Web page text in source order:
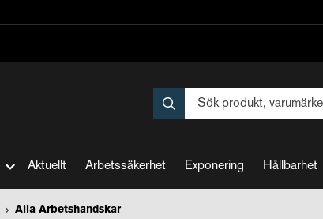
Aktuellt Arbetssäkerhet Exponering Hållbarhet
Alla Arbetshandskar